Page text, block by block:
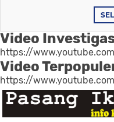
Video
https://
Video
https://